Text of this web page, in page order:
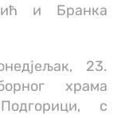
и Бранка
23.
храма
с